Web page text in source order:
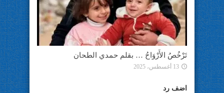
تَرْخُصُ الأَرْوَاحُ … بقلم حمدي الطحان
13 أغسطس، 2025
اضف رد